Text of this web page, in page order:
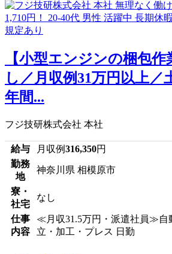
【小型エンジンの梱包
し／月収例31万円以上／
年間...
フジ技研株式会社 本社
給与 月収例316,350円
勤務
地
神奈川県 相模原市
寮・
社宅
なし
仕事
内容
≪月収31.5万円・派遣社員≫自
立・加工・プレス 日勤